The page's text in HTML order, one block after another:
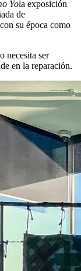
Yola exposición
de
su época como
necesita ser
en la reparación.